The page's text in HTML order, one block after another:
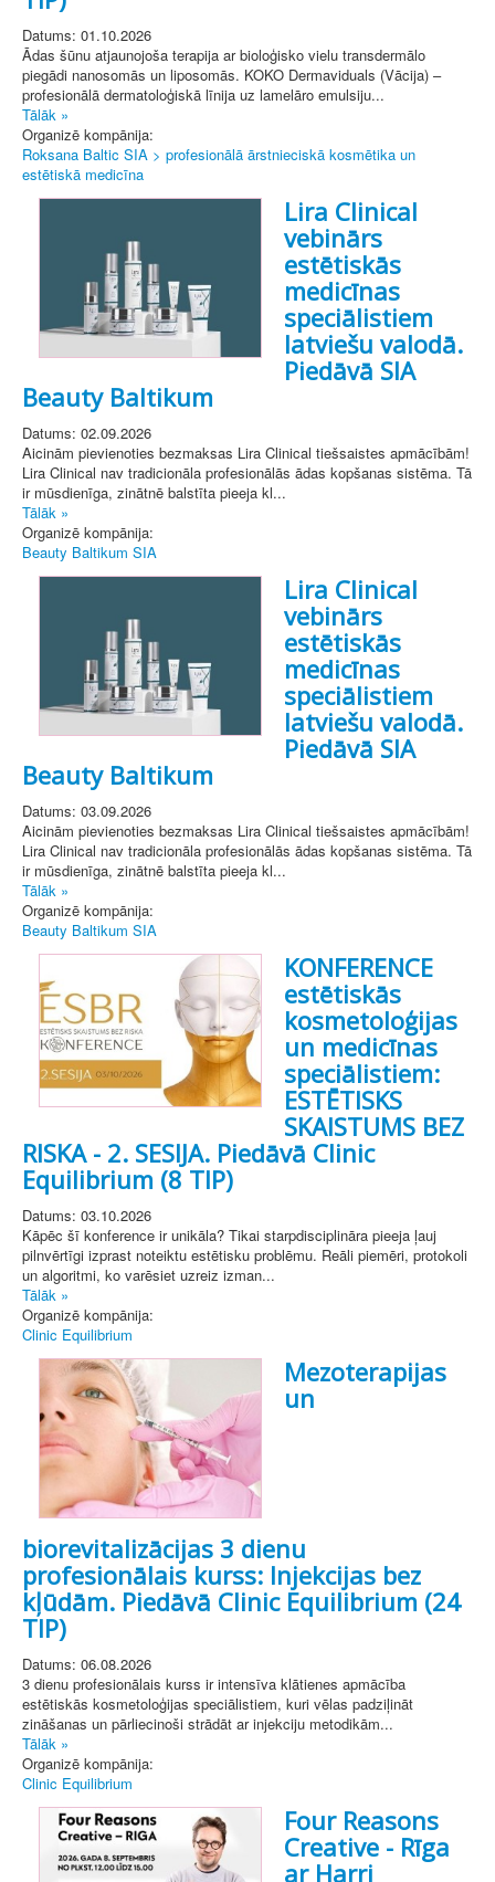
Datums: 01.10.2026
Ādas šūnu atjaunojoša terapija ar bioloģisko vielu transdermālo
piegādi nanosomās un liposomās. KOKO Dermaviduals (Vācija) –
profesionālā dermatoloģiskā līnija uz lamelāro emulsiju...
Tālāk »
Organizē kompānija:
Roksana Baltic SIA > profesionālā ārstnieciskā kosmētika un
estētiskā medicīna
Lira Clinical
vebinārs
estētiskās
medicīnas
speciālistiem
latviešu valodā.
Piedāvā SIA
Beauty Baltikum
Datums: 02.09.2026
Aicinām pievienoties bezmaksas Lira Clinical tiešsaistes apmācībām!
Lira Clinical nav tradicionāla profesionālās ādas kopšanas sistēma. Tā
ir mūsdienīga, zinātnē balstīta pieeja kl...
Tālāk »
Organizē kompānija:
Beauty Baltikum SIA
Lira Clinical
vebinārs
estētiskās
medicīnas
speciālistiem
latviešu valodā.
Piedāvā SIA
Beauty Baltikum
Datums: 03.09.2026
Aicinām pievienoties bezmaksas Lira Clinical tiešsaistes apmācībām!
Lira Clinical nav tradicionāla profesionālās ādas kopšanas sistēma. Tā
ir mūsdienīga, zinātnē balstīta pieeja kl...
Tālāk »
Organizē kompānija:
Beauty Baltikum SIA
KONFERENCE
estētiskās
kosmetoloģijas
un medicīnas
speciālistiem:
ESTĒTISKS
SKAISTUMS BEZ
RISKA - 2. SESIJA. Piedāvā Clinic
Equilibrium (8 TIP)
Datums: 03.10.2026
Kāpēc šī konference ir unikāla? Tikai starpdisciplināra pieeja ļauj
pilnvērtīgi izprast noteiktu estētisku problēmu. Reāli piemēri, protokoli
un algoritmi, ko varēsiet uzreiz izman...
Tālāk »
Organizē kompānija:
Clinic Equilibrium
Mezoterapijas
un
biorevitalizācijas 3 dienu
profesionālais kurss: Injekcijas bez
kļūdām. Piedāvā Clinic Equilibrium (24
TIP)
Datums: 06.08.2026
3 dienu profesionālais kurss ir intensīva klātienes apmācība
estētiskās kosmetoloģijas speciālistiem, kuri vēlas padziļināt
zināšanas un pārliecinoši strādāt ar injekciju metodikām...
Tālāk »
Organizē kompānija:
Clinic Equilibrium
Four Reasons
Creative - Rīga
ar Harri